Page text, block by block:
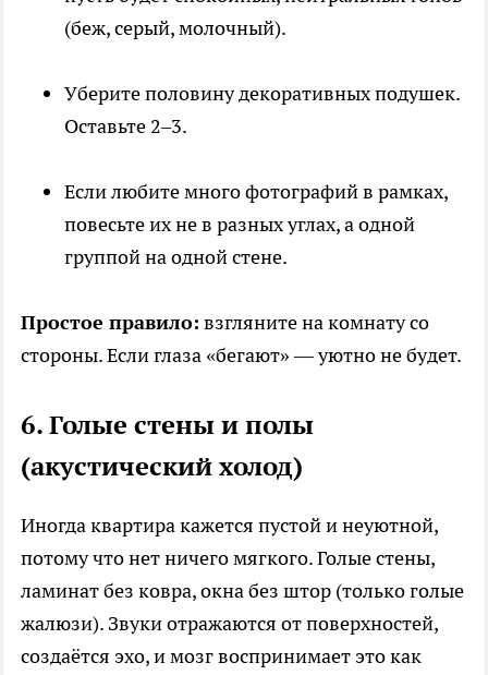
(беж, серый, молочный).
Уберите половину декоративных подушек.
Оставьте 2–3.
Если любите много фотографий в рамках,
повесьте их не в разных углах, а одной
группой на одной стене.
Простое правило: взгляните на комнату со
стороны. Если глаза «бегают» — уютно не будет.
6. Голые стены и полы
(акустический холод)
Иногда квартира кажется пустой и неуютной,
потому что нет ничего мягкого. Голые стены,
ламинат без ковра, окна без штор (только голые
жалюзи). Звуки отражаются от поверхностей,
создаётся эхо, и мозг воспринимает это как